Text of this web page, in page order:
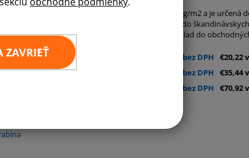
ZAVRIEŤ
o hmotnosti 160g/m2 a je určená
prostredia. Vlajky ČR z tohto materiálu sa dodávajú do
douhodobá odolnosť v poveternosti napríklad do
€16,44 bez DPH €20,22
€28,81 bez DPH €35,44
€57,66 bez DPH €70,92